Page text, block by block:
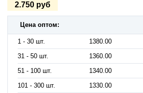
2.750 руб
Цена оптом:
1 - 30 шт.
1380.00
31 - 50 шт.
1360.00
51 - 100 шт.
1340.00
101 - 300 шт.
1330.00